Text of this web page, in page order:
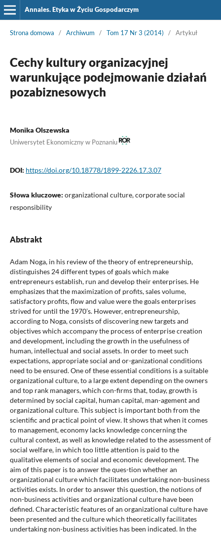
Annales. Etyka w Życiu Gospodarczym
Strona domowa / Archiwum / Tom 17 Nr 3 (2014) / Artykuł
Cechy kultury organizacyjnej
warunkujące podejmowanie działań
pozabiznesowych
Monika Olszewska
Uniwersytet Ekonomiczny w Poznaniu
DOI: https://doi.org/10.18778/1899-2226.17.3.07
Słowa kluczowe: organizational culture, corporate social
responsibility
Abstrakt
Adam Noga, in his review of the theory of entrepreneurship,
distinguishes 24 different types of goals which make
entrepreneurs establish, run and develop their enterprises. He
emphasizes that the maximization of profits, sales volume,
satisfactory profits, flow and value were the goals enterprises
strived for until the 1970’s. However, entrepreneurship,
according to Noga, consists of discovering new targets and
objectives which accompany the process of enterprise creation
and development, including the growth in the usefulness of
human, intellectual and social assets. In order to meet such
expectations, appropriate social and or-ganizational conditions
need to be ensured. One of these essential conditions is a suitable
organizational culture, to a large extent depending on the owners
and top rank managers, which con-firms that, today, growth is
determined by social capital, human capital, man-agement and
organizational culture. This subject is important both from the
scientific and practical point of view. It shows that when it comes
to management, economy lacks knowledge concerning the
cultural context, as well as knowledge related to the assessment of
social welfare, in which too little attention is paid to the
qualitative elements of social and economic development. The
aim of this paper is to answer the ques-tion whether an
organizational culture which facilitates undertaking non-business
activities exists. In order to answer this question, the notions of
non-business activities and organizational culture have been
defined. Characteristic features of an organizational culture have
been presented and the culture which theoretically facilitates
undertaking non-business activities has been indicated. In the